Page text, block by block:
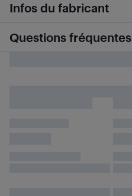
Infos du fabricant
Questions fréquentes